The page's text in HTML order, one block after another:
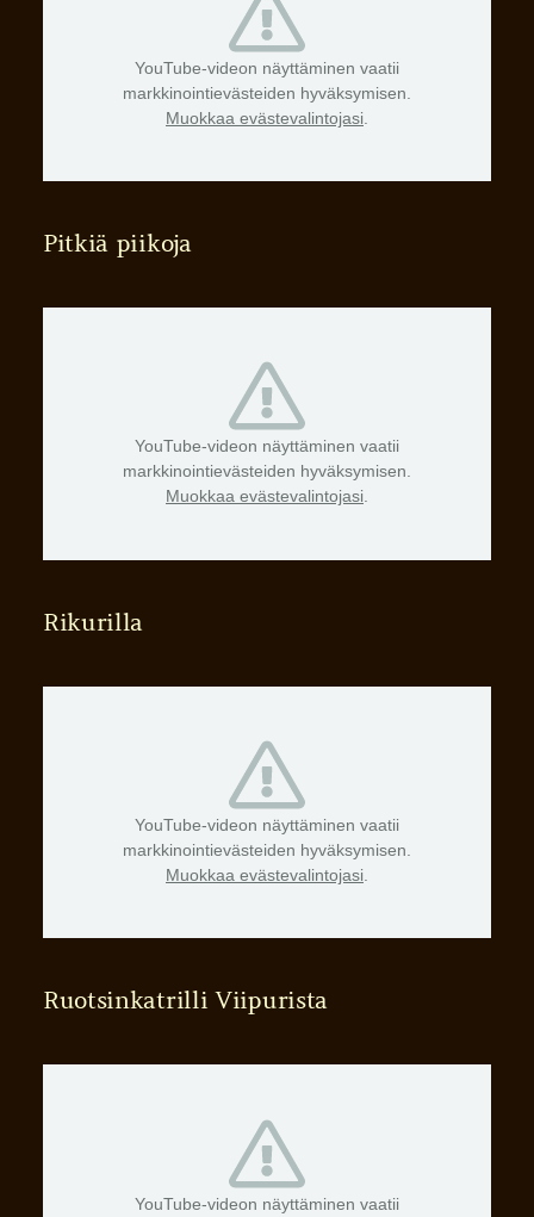
YouTube-videon näyttäminen vaatii
markkinointievästeiden hyväksymisen.
Muokkaa evästevalintojasi
Pitkiä piikoja
YouTube-videon näyttäminen vaatii
markkinointievästeiden hyväksymisen.
Muokkaa evästevalintojasi.
Rikurilla
YouTube-videon näyttäminen vaatii
markkinointievästeiden hyväksymisen.
Muokkaa evästevalintojasi
Ruotsinkatrilli Viipurista
YouTube-videon näyttäminen vaatii